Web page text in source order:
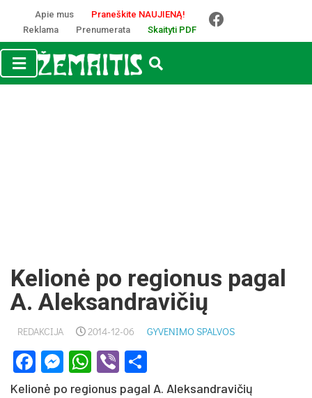
Apie mus
Praneškite NAUJIENĄ!
Reklama
Prenumerata Skaityti PDF
Kelionė po regionus pagal
A. Aleksandravičių
REDAKCIJA 2014-12-06 GYVENIMO SPALVOS
Facebook
Messenger
WhatsApp
Viber
Kelionė po regionus pagal A. Aleksandravičių